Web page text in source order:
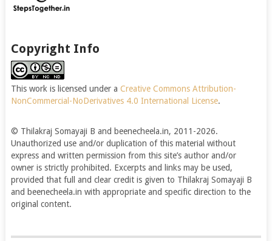
Copyright Info
This work is licensed under a Creative Commons Attribution-
NonCommercial-NoDerivatives 4.0 International License.
© Thilakraj Somayaji B and beenecheela.in, 2011-2026.
Unauthorized use and/or duplication of this material without
express and written permission from this site’s author and/or
owner is strictly prohibited. Excerpts and links may be used,
provided that full and clear credit is given to Thilakraj Somayaji B
and beenecheela.in with appropriate and specific direction to the
original content.